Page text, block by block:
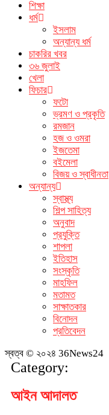
শিক্ষা
ধর্ম
ইসলাম
অন্যান্য ধর্ম
চাকরির খবর
৩৬ জুলাই
খেলা
ফিচার
ফটো
ভ্রমণ ও প্রকৃতি
রমজান
হজ ও ওমরা
ইজতেমা
বইমেলা
বিজয় ও স্বাধীনতা
অন্যান্য
স্বাস্থ্য
শিল্প সাহিত্য
অনুবাদ
প্রযুক্তি
শাপলা
ইতিহাস
সংস্কৃতি
মাহফিল
মতামত
সাক্ষাতকার
বিনোদন
প্রতিবেদন
স্বত্ব © ২০২৪ 36News24
Category:
আইন আদালত